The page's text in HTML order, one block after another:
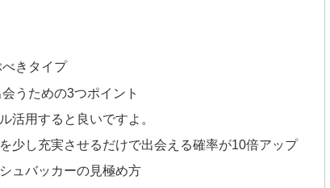
きタイプ
うための3つポイント
活用すると良いですよ。
少し充実させるだけで出会える確率が10倍アップ
ュバッカーの見極め方